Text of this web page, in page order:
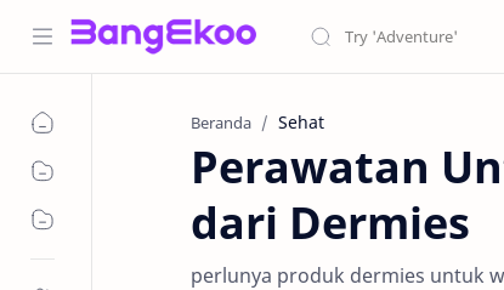
Beranda Sehat
Perawatan
dari Dermies
perlunya produk dermies untuk